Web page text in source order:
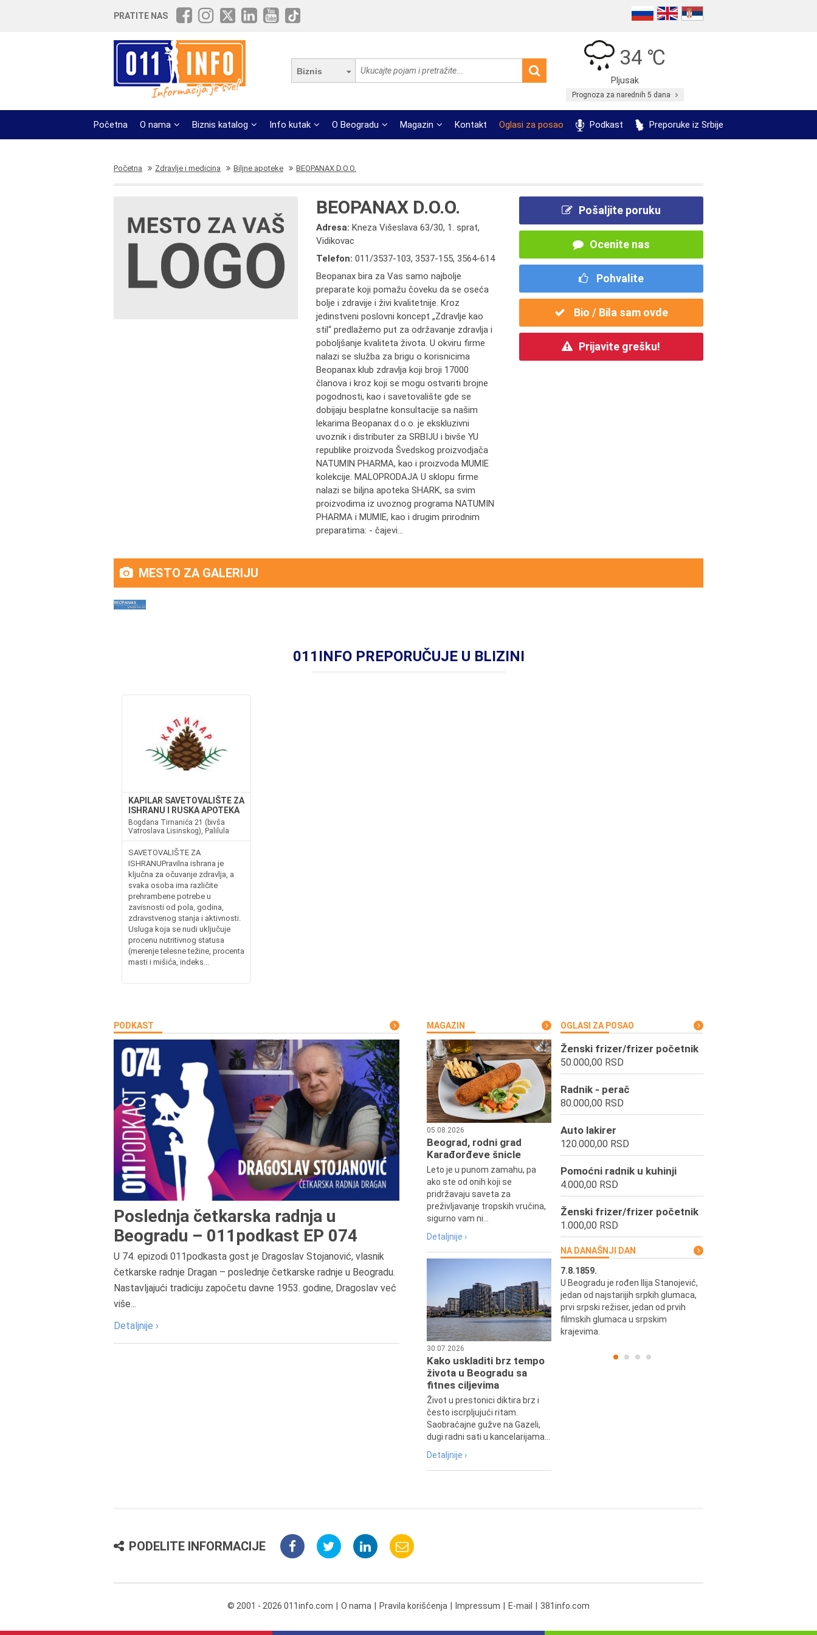
PRATITE NAS
Biznis
34 ℃
Pljusak
Prognoza za narednih 5 dana
Početna O nama Biznis katalog Info kutak O Beogradu Magazin Kontakt Oglasi za posao Podkast Preporuke iz Srbije
Početna Zdravlje i medicina Biljne apoteke BEOPANAX D.O.O.
BEOPANAX D.O.O.
Adresa:Kneza Višeslava 63/30, 1. sprat,
Vidikovac
Telefon:011/3537-103,3537-155,3564-614
Beopanax bira za Vas samo najbolje
preparate koji pomažu čoveku da se oseća
bolje i zdravije i živi kvalitetnije. Kroz
jedinstveni poslovni koncept „Zdravlje kao
stil“ predlažemo put za održavanje zdravlja i
poboljšanje kvaliteta života. U okviru firme
nalazi se služba za brigu o korisnicima
Beopanax klub zdravlja koji broji 17000
članova i kroz koji se mogu ostvariti brojne
pogodnosti, kao i savetovalište gde se
dobijaju besplatne konsultacije sa našim
lekarima Beopanax d.o.o. je ekskluzivni
uvoznik i distributer za SRBIJU i bivše YU
republike proizvoda Švedskog proizvodjača
NATUMIN PHARMA, kao i proizvoda MUMIE
kolekcije. MALOPRODAJA U sklopu firme
nalazi se biljna apoteka SHARK, sa svim
proizvodima iz uvoznog programa NATUMIN
PHARMA i MUMIE, kao i drugim prirodnim
preparatima: - čajevi...
Pošaljite poruku
Ocenite nas
Pohvalite
Bio / Bila sam ovde
Prijavite grešku!
MESTO ZA GALERIJU
011INFO PREPORUČUJE U BLIZINI
KAPILAR SAVETOVALIŠTE ZA
ISHRANU I RUSKA APOTEKA
Bogdana Tirnanića 21 (bivša
Vatroslava Lisinskog), Palilula
SAVETOVALIŠTE ZA
ISHRANUPravilna ishrana je
ključna za očuvanje zdravlja, a
svaka osoba ima različite
prehrambene potrebe u
zavisnosti od pola, godina,
zdravstvenog stanja i aktivnosti.
Usluga koja se nudi uključuje
procenu nutritivnog statusa
(merenje telesne težine, procenta
masti i mišića, indeks...
PODKAST
Poslednja četkarska radnja u
Beogradu – 011podkast EP 074
U 74. epizodi 011podkasta gost je Dragoslav Stojanović, vlasnik
četkarske radnje Dragan – poslednje četkarske radnje u Beogradu.
Nastavljajući tradiciju započetu davne 1953. godine, Dragoslav već
više...
Detaljnije ›
MAGAZIN
05.08.2026
Beograd, rodni grad
Karađorđeve šnicle
Leto je u punom zamahu, pa
ako ste od onih koji se
pridržavaju saveta za
preživljavanje tropskih vrućina,
sigurno vam ni...
Detaljnije ›
30.07.2026
Kako uskladiti brz tempo
života u Beogradu sa
fitnes ciljevima
Život u prestonici diktira brz i
često iscrpljujući ritam.
Saobraćajne gužve na Gazeli,
dugi radni sati u kancelarijama...
Detaljnije ›
OGLASI ZA POSAO
Ženski frizer/frizer početnik
50.000,00 RSD
Radnik - perač
80.000,00 RSD
Auto lakirer
120.000,00 RSD
Pomoćni radnik u kuhinji
4.000,00 RSD
Ženski frizer/frizer početnik
1.000,00 RSD
NA DANAŠNJI DAN
Preminula je Đurđija Cvetić,
pozorišna, filmska i TV glumica.
7.8.1859.
U Beogradu je rođen Ilija Stanojević,
jedan od najstarijih srpkih glumaca,
prvi srpski režiser, jedan od prvih
filmskih glumaca u srpskim
krajevima.
PODELITE INFORMACIJE
© 2001 - 2026 011info.com O nama Pravila korišćenja Impressum E-mail 381info.com